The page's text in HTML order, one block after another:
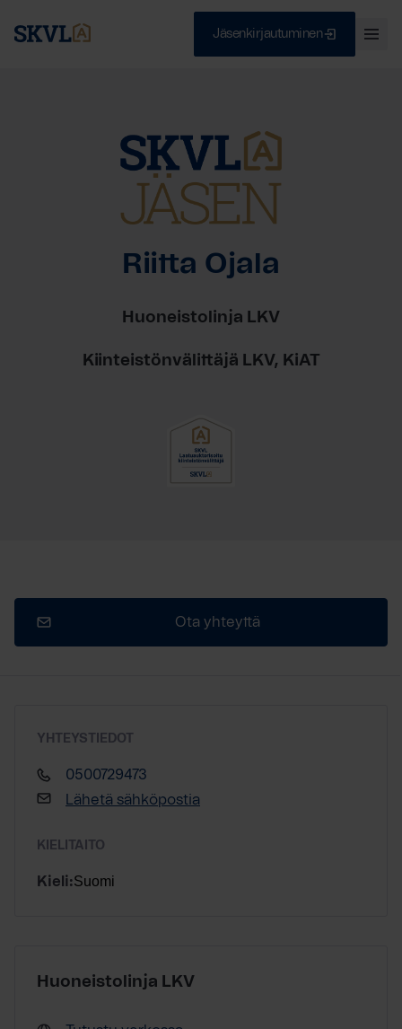
Jäsenkirjautuminen
Riitta Ojala
Huoneistolinja LKV
Kiinteistönvälittäjä LKV, KiAT
Ota yhteyttä
YHTEYSTIEDOT
0500729473
Lähetä sähköpostia
KIELITAITO
Kieli:Suomi
Huoneistolinja LKV